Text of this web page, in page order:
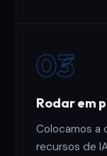
03
Rodar em
Colocamos a
recursos de